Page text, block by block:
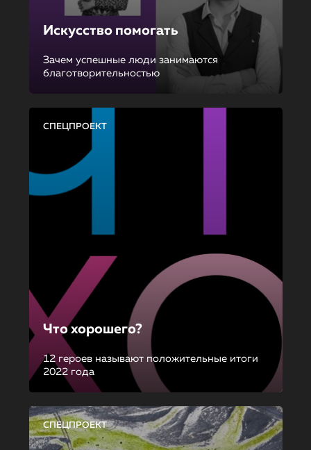
Искусство помогать
Зачем успешные люди занимаются
благотворительностью
СПЕЦПРОЕКТ
Что хорошего?
12 героев называют положительные итоги
2022 года
СПЕЦПРОЕКТ